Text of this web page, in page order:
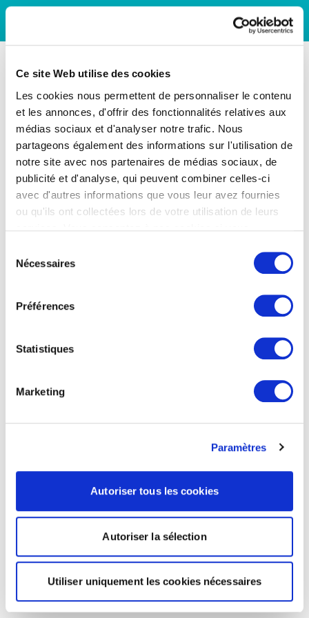
Ce site Web utilise des cookies
Les cookies nous permettent de personnaliser le contenu
et les annonces, d'offrir des fonctionnalités relatives aux
médias sociaux et d'analyser notre trafic. Nous
partageons également des informations sur l'utilisation de
notre site avec nos partenaires de médias sociaux, de
publicité et d'analyse, qui peuvent combiner celles-ci
avec d'autres informations que vous leur avez fournies
ou qu'ils ont collectées lors de votre utilisation de leurs
Nécessaires
Préférences
Statistiques
Marketing
Paramètres
Autoriser tous les cookies
Autoriser la sélection
Utiliser uniquement les cookies nécessaires